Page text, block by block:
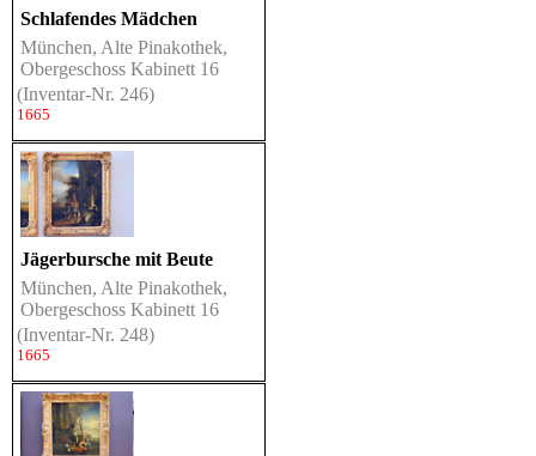
Schlafendes Mädchen
München, Alte Pinakothek,
Obergeschoss Kabinett 16
(Inventar-Nr. 246)
1665
Jägerbursche mit Beute
München, Alte Pinakothek,
Obergeschoss Kabinett 16
(Inventar-Nr. 248)
1665